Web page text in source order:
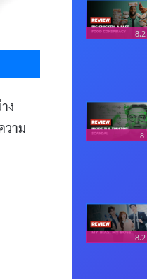
Messenger
ง
วาม
8.2
8
8.2